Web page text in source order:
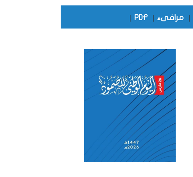
| مرافىء |
PDF
|